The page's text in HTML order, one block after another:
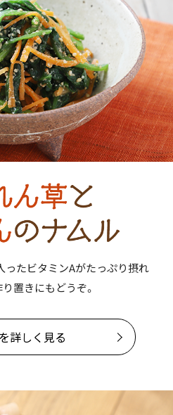
ったビタミンAがたっぷり摂れ
置きにもどうぞ。
詳しく見る